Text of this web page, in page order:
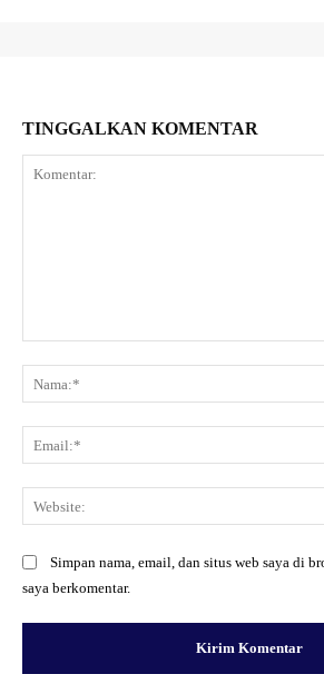
TINGGALKAN KOMENTAR
Simpan nama, email, dan situs web saya di
saya berkomentar.